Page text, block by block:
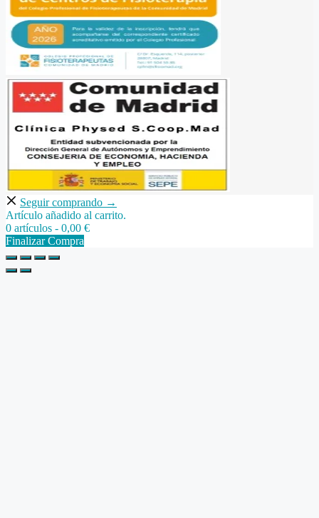
Seguir comprando →
Artículo añadido al carrito.
0 artículos - 0,00 €
Finalizar Compra